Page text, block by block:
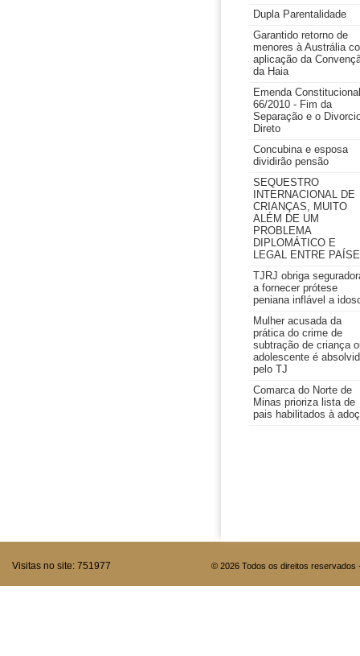
Dupla Parentalidade
Garantido retorno de
menores à Austrália
aplicação da
da Haia
Emenda Constitucional
66/2010 - Fim da
Separação e o
Direto
Concubina e esposa
dividirão pensão
SEQUESTRO
INTERNACIONAL DE
CRIANÇAS, MUITO
ALÉM DE UM
PROBLEMA
DIPLOMÁTICO E
LEGAL ENTRE
TJRJ obriga
a fornecer prótese
peniana inflável a
Mulher acusada da
prática do crime de
subtração de criança
adolescente é
pelo TJ
Comarca do Norte de
Minas prioriza lista de
pais habilitados à
Visitas no site: 751977 © 2026 Todos os direitos reservados